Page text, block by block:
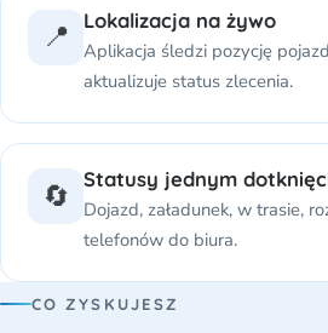
📍 Lokalizacja na żywo
Aplikacja śledzi pozycję
aktualizuje status zlecenia.
🔄 Statusy jednym
Dojazd, załadunek, w trasie,
telefonów do biura.
CO ZYSKUJESZ